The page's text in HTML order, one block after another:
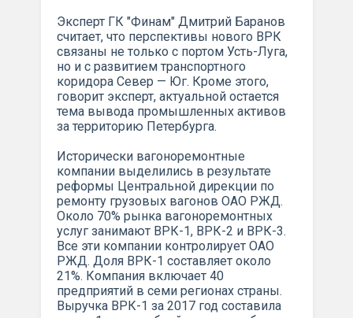
Эксперт ГК "Финам" Дмитрий Баранов
считает, что перспективы нового ВРК
связаны не только с портом Усть-Луга,
но и с развитием транспортного
коридора Север — Юг. Кроме этого,
говорит эксперт, актуальной остается
тема вывода промышленных активов
за территорию Петербурга.
Исторически вагоноремонтные
компании выделились в результате
реформы Центральной дирекции по
ремонту грузовых вагонов ОАО РЖД.
Около 70% рынка вагоноремонтных
услуг занимают ВРК-1, ВРК-2 и ВРК-3.
Все эти компании контролирует ОАО
РЖД. Доля ВРК-1 составляет около
21%. Компания включает 40
предприятий в семи регионах страны.
Выручка ВРК-1 за 2017 год составила